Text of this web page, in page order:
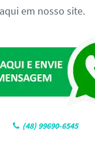
em nosso site.
(48) 99690-6545